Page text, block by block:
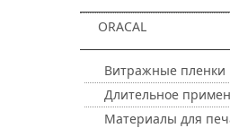
ORACAL
Витражные пленки
Длительное
Материалы для